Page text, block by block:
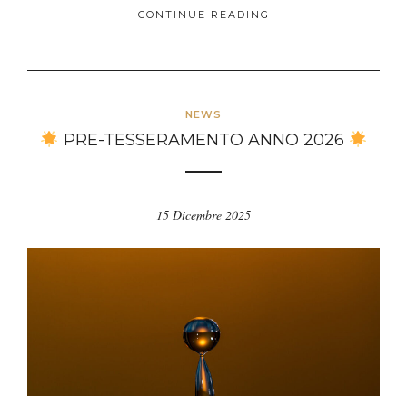
CONTINUE READING
NEWS
PRE-TESSERAMENTO ANNO 2026
15 Dicembre 2025